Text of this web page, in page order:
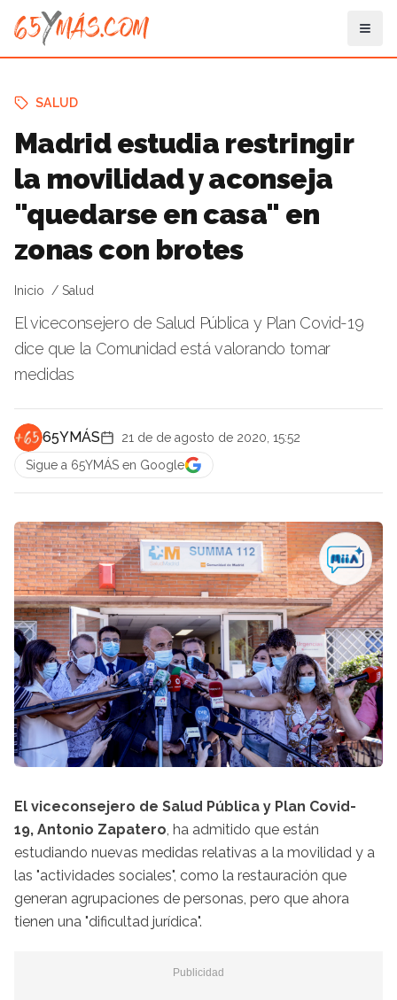
SALUD
Madrid estudia restringir
la movilidad y aconseja
"quedarse en casa" en
zonas con brotes
Inicio Salud
El viceconsejero de Salud Pública y Plan Covid-19
dice que la Comunidad está valorando tomar
medidas
65YMÁS
21 de de agosto de 2020, 15:52
Sigue a 65YMÁS en Google
El viceconsejero de Salud Pública y Plan Covid-
19, Antonio Zapatero, ha admitido que están
estudiando nuevas medidas relativas a la movilidad y a
las "actividades sociales", como la restauración que
generan agrupaciones de personas, pero que ahora
tienen una "dificultad jurídica".